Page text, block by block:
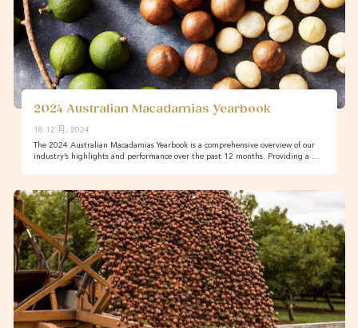
2024 Australian Macadamias Yearbook
18 12 月, 2024
The 2024 Australian Macadamias Yearbook is a comprehensive overview of our
industry’s highlights and performance over the past 12 months. Providing a …